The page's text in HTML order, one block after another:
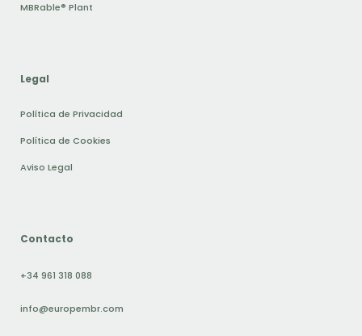
MBRable® Plant
Legal
Política de Privacidad
Política de Cookies
Aviso Legal
Contacto
+34 961 318 088
info@europembr.com